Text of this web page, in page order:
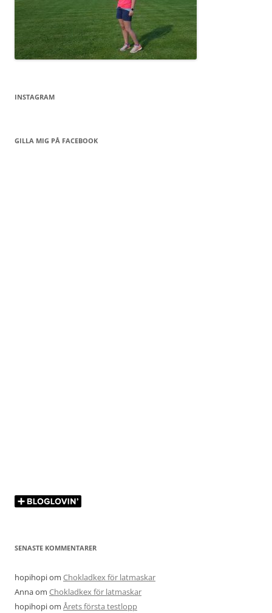
INSTAGRAM
GILLA MIG PÅ FACEBOOK
SENASTE KOMMENTARER
hopihopiom Chokladkex för latmaskar
Annaom Chokladkex för latmaskar
hopihopiom Årets första testlopp